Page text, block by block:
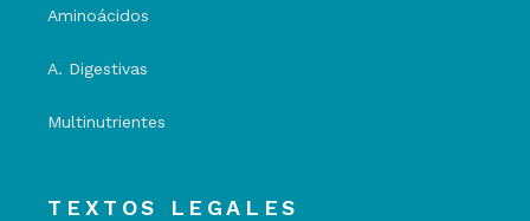
Aminoácidos
A. Digestivas
Multinutrientes
TEXTOS LEGALES